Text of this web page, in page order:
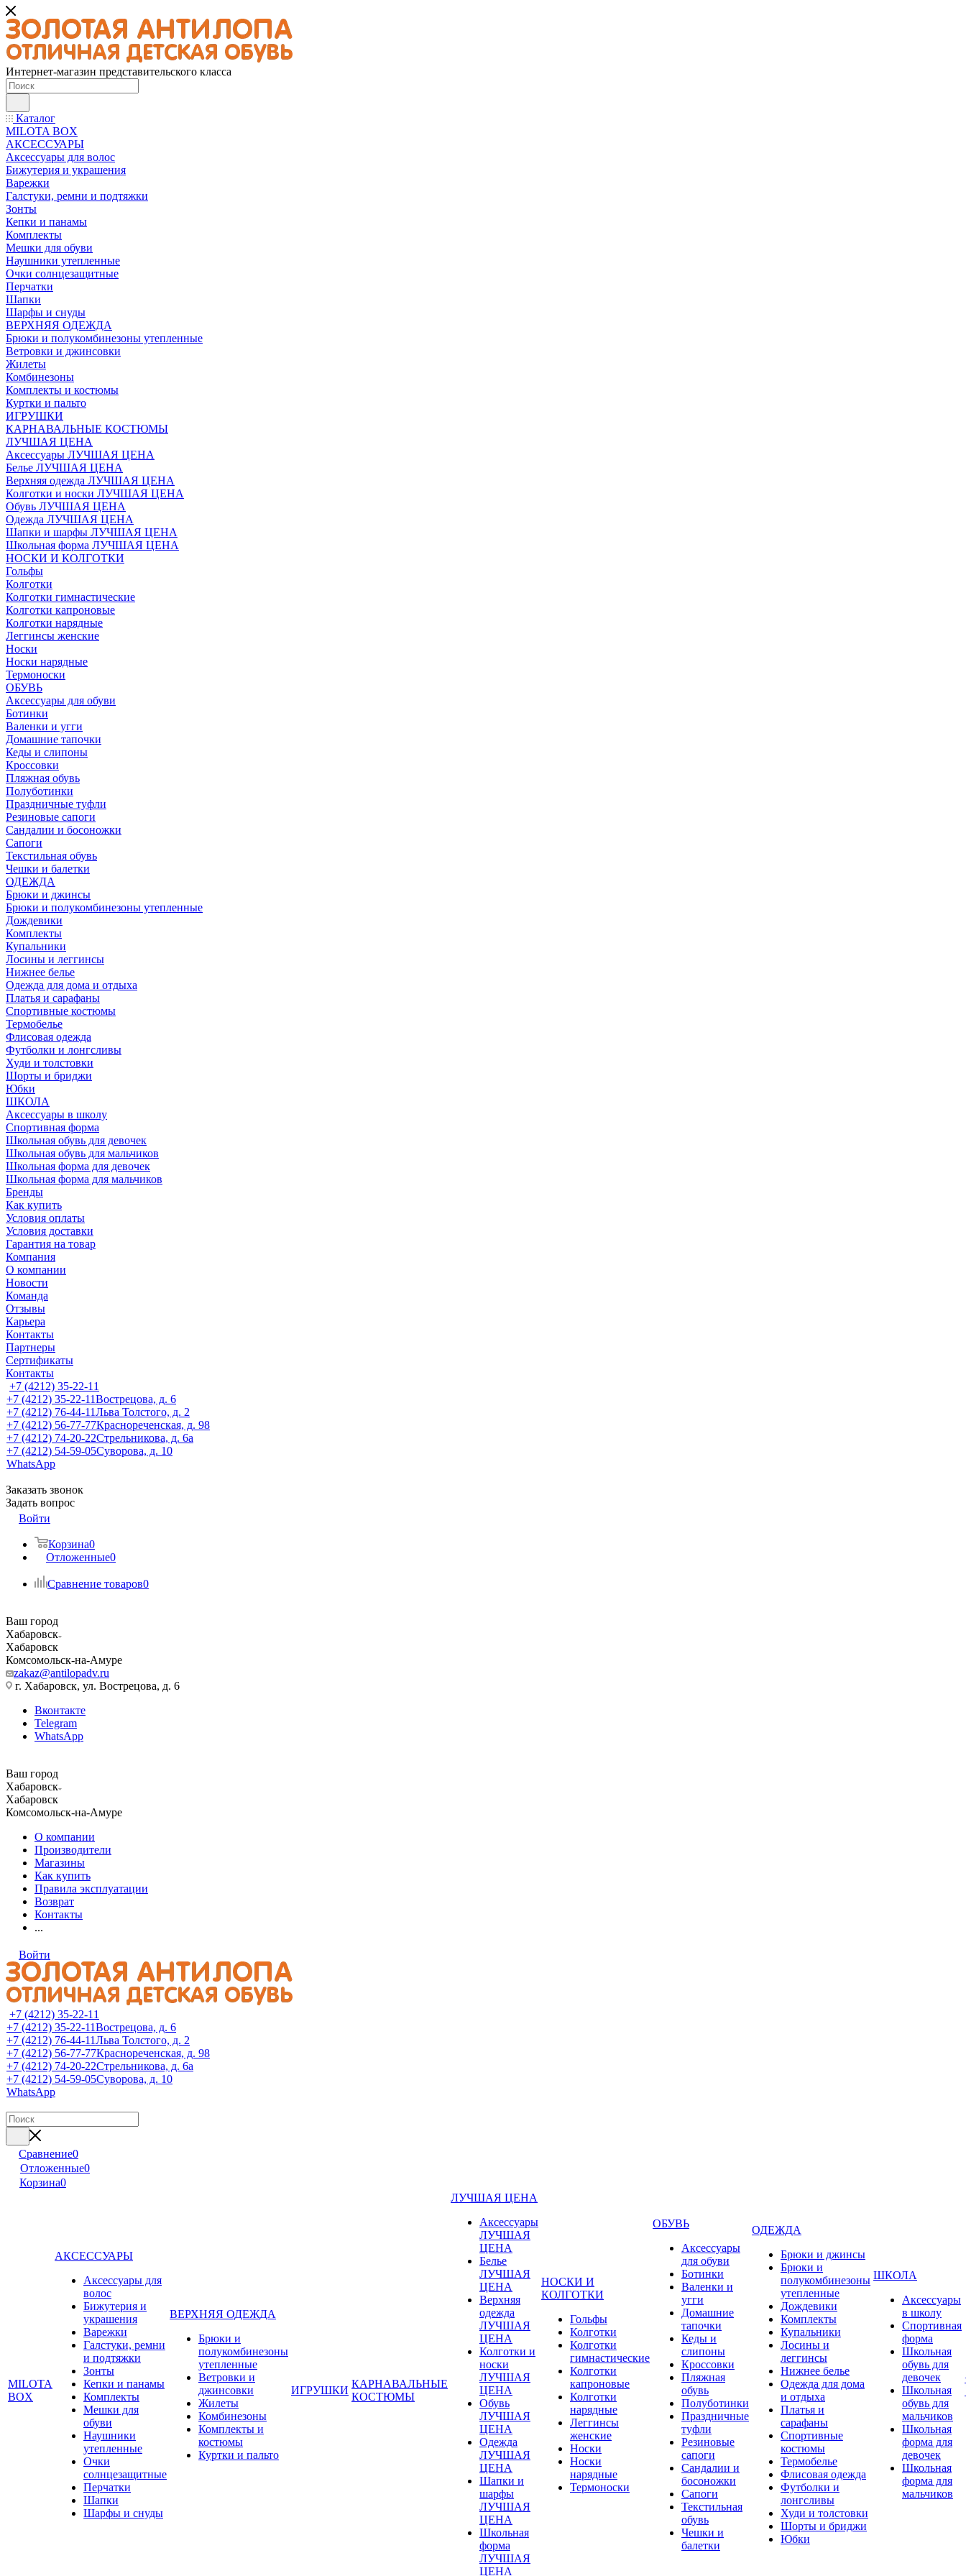
Интернет-магазин представительского класса
Каталог
MILOTA BOX
АКСЕССУАРЫ
Аксессуары для волос
Бижутерия и украшения
Варежки
Галстуки, ремни и подтяжки
Зонты
Кепки и панамы
Комплекты
Мешки для обуви
Наушники утепленные
Очки солнцезащитные
Перчатки
Шапки
Шарфы и снуды
ВЕРХНЯЯ ОДЕЖДА
Брюки и полукомбинезоны утепленные
Ветровки и джинсовки
Жилеты
Комбинезоны
Комплекты и костюмы
Куртки и пальто
ИГРУШКИ
КАРНАВАЛЬНЫЕ КОСТЮМЫ
ЛУЧШАЯ ЦЕНА
Аксессуары ЛУЧШАЯ ЦЕНА
Белье ЛУЧШАЯ ЦЕНА
Верхняя одежда ЛУЧШАЯ ЦЕНА
Колготки и носки ЛУЧШАЯ ЦЕНА
Обувь ЛУЧШАЯ ЦЕНА
Одежда ЛУЧШАЯ ЦЕНА
Шапки и шарфы ЛУЧШАЯ ЦЕНА
Школьная форма ЛУЧШАЯ ЦЕНА
НОСКИ И КОЛГОТКИ
Гольфы
Колготки
Колготки гимнастические
Колготки капроновые
Колготки нарядные
Леггинсы женские
Носки
Носки нарядные
Термоноски
ОБУВЬ
Аксессуары для обуви
Ботинки
Валенки и угги
Домашние тапочки
Кеды и слипоны
Кроссовки
Пляжная обувь
Полуботинки
Праздничные туфли
Резиновые сапоги
Сандалии и босоножки
Сапоги
Текстильная обувь
Чешки и балетки
ОДЕЖДА
Брюки и джинсы
Брюки и полукомбинезоны утепленные
Дождевики
Комплекты
Купальники
Лосины и леггинсы
Нижнее белье
Одежда для дома и отдыха
Платья и сарафаны
Спортивные костюмы
Термобелье
Флисовая одежда
Футболки и лонгсливы
Худи и толстовки
Шорты и бриджи
Юбки
ШКОЛА
Аксессуары в школу
Спортивная форма
Школьная обувь для девочек
Школьная обувь для мальчиков
Школьная форма для девочек
Школьная форма для мальчиков
Бренды
Как купить
Условия оплаты
Условия доставки
Гарантия на товар
Компания
О компании
Новости
Команда
Отзывы
Карьера
Контакты
Партнеры
Сертификаты
Контакты
+7 (4212) 35-22-11
+7 (4212) 35-22-11Вострецова, д. 6
+7 (4212) 76-44-11Льва Толстого, д. 2
+7 (4212) 56-77-77Краснореченская, д. 98
+7 (4212) 74-20-22Стрельникова, д. 6а
+7 (4212) 54-59-05Суворова, д. 10
WhatsApp
Заказать звонок
Задать вопрос
Войти
Корзина0
Отложенные0
Сравнение товаров0
Ваш город
Хабаровск
Хабаровск
Комсомольск-на-Амуре
zakaz@antilopadv.ru
г. Хабаровск, ул. Вострецова, д. 6
Вконтакте
Telegram
WhatsApp
Ваш город
Хабаровск
Хабаровск
Комсомольск-на-Амуре
О компании
Производители
Магазины
Как купить
Правила эксплуатации
Возврат
Контакты
...
Войти
+7 (4212) 35-22-11
+7 (4212) 35-22-11Вострецова, д. 6
+7 (4212) 76-44-11Льва Толстого, д. 2
+7 (4212) 56-77-77Краснореченская, д. 98
+7 (4212) 74-20-22Стрельникова, д. 6а
+7 (4212) 54-59-05Суворова, д. 10
WhatsApp
Сравнение0
Отложенные0
Корзина0
MILOTA
BOX
АКСЕССУАРЫ
Аксессуары для
волос
Бижутерия и
украшения
Варежки
Галстуки, ремни
и подтяжки
Зонты
Кепки и панамы
Комплекты
Мешки для
обуви
Наушники
утепленные
Очки
солнцезащитные
Перчатки
Шапки
Шарфы и снуды
ВЕРХНЯЯ ОДЕЖДА
Брюки и
полукомбинезоны
утепленные
Ветровки и
джинсовки
Жилеты
Комбинезоны
Комплекты и
костюмы
Куртки и пальто
ИГРУШКИ
КАРНАВАЛЬНЫЕ
КОСТЮМЫ
ЛУЧШАЯ ЦЕНА
Аксессуары
ЛУЧШАЯ
ЦЕНА
Белье
ЛУЧШАЯ
ЦЕНА
Верхняя
одежда
ЛУЧШАЯ
ЦЕНА
Колготки и
носки
ЛУЧШАЯ
ЦЕНА
Обувь
ЛУЧШАЯ
ЦЕНА
Одежда
ЛУЧШАЯ
ЦЕНА
Шапки и
шарфы
ЛУЧШАЯ
ЦЕНА
Школьная
форма
ЛУЧШАЯ
ЦЕНА
НОСКИ И
КОЛГОТКИ
Гольфы
Колготки
Колготки
гимнастические
Колготки
капроновые
Колготки
нарядные
Леггинсы
женские
Носки
Носки
нарядные
Термоноски
ОБУВЬ
Аксессуары
для обуви
Ботинки
Валенки и
угги
Домашние
тапочки
Кеды и
слипоны
Кроссовки
Пляжная
обувь
Полуботинки
Праздничные
туфли
Резиновые
сапоги
Сандалии и
босоножки
Сапоги
Текстильная
обувь
Чешки и
балетки
ОДЕЖДА
Брюки и джинсы
Брюки и
полукомбинезоны
утепленные
Дождевики
Комплекты
Купальники
Лосины и
леггинсы
Нижнее белье
Одежда для дома
и отдыха
Платья и
сарафаны
Спортивные
костюмы
Термобелье
Флисовая одежда
Футболки и
лонгсливы
Худи и толстовки
Шорты и бриджи
Юбки
ШКОЛА
Аксессуары
в школу
Спортивная
форма
Школьная
обувь для
девочек
Школьная
обувь для
мальчиков
Школьная
форма для
девочек
Школьная
форма для
мальчиков